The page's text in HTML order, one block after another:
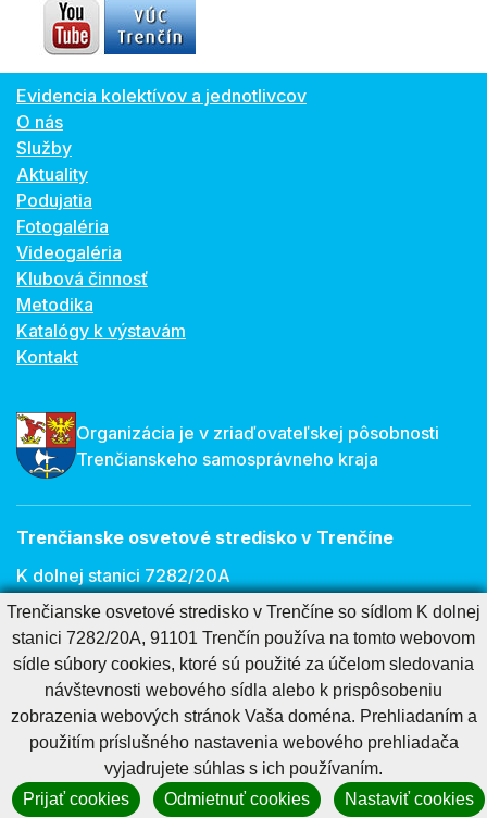
Evidencia kolektívov a jednotlivcov
O nás
Služby
Aktuality
Podujatia
Fotogaléria
Videogaléria
Klubová činnosť
Metodika
Katalógy k výstavám
Kontakt
Organizácia je v zriaďovateľskej pôsobnosti
Trenčianskeho samosprávneho kraja
Trenčianske osvetové stredisko v Trenčíne
K dolnej stanici 7282/20A
911 01 Trenčín
E-mail:
osveta@tnos.sk
Cookies nastavenieCookies - viac informáciíVyhlásenie o prístupnosti
Technický prevádzkovateľ
Správca obsahu
GenerujeCMS BUXUS
Trenčianske osvetové stredisko v Trenčíne so sídlom K dolnej
stanici 7282/20A, 91101 Trenčín používa na tomto webovom
sídle súbory cookies, ktoré sú použité za účelom sledovania
návštevnosti webového sídla alebo k prispôsobeniu
zobrazenia webových stránok Vaša doména. Prehliadaním a
použitím príslušného nastavenia webového prehliadača
vyjadrujete súhlas s ich používaním.
Prijať cookies
Odmietnuť cookies Nastaviť cookies